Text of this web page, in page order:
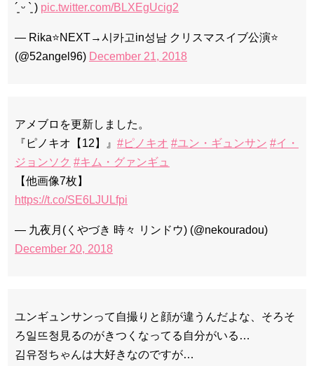
´͈ ᵕ `͈ ) pic.twitter.com/BLXEgUcig2
— Rika⭐NEXT→시카고in성남 クリスマスイブ公演⭐
(@52angel96) December 21, 2018
アメブロを更新しました。
『ピノキオ【12】』 #ピノキオ #ユン・ギュンサン #イ・
ジョンソク #キム・グァンギュ
【他画像7枚】
https://t.co/SE6LJULfpi
— 九夜月(くやづき 時々 リンドウ) (@nekouradou)
December 20, 2018
ユンギュンサンって自撮りと顔が違うんだよな、そろそ
ろ일뜨청見るのがきつくなってる自分がいる…
김유정ちゃんは大好きなのですが…